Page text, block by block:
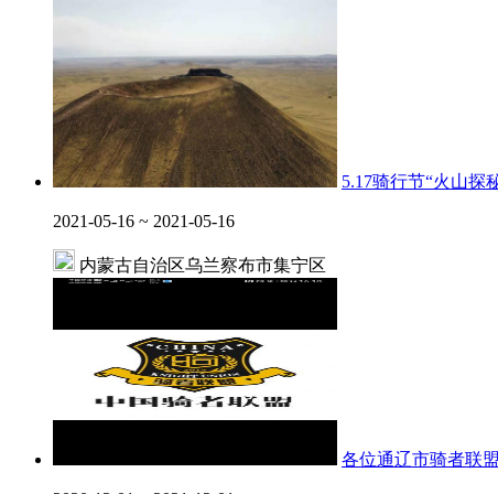
5.17骑行节“火山探
2021-05-16 ~ 2021-05-16
内蒙古自治区乌兰察布市集宁区
各位通辽市骑者联